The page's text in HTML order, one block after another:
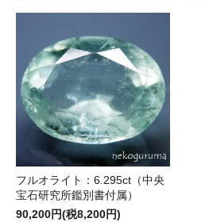
フルオライト：6.295ct（中央
宝石研究所鑑別書付属）
90,200円(税8,200円)